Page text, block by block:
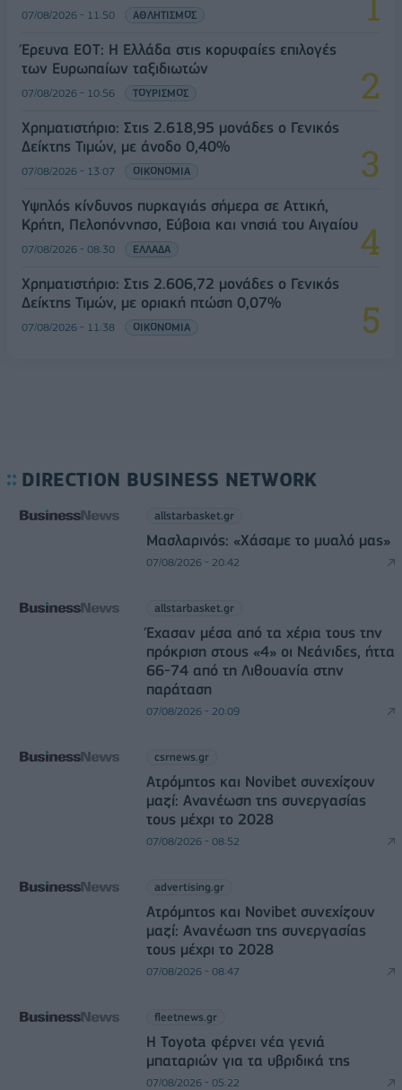
07/08/2026 - 11:50 ΑΘΛΗΤΙΣΜΟΣ
Έρευνα ΕΟΤ: Η Ελλάδα στις κορυφαίες επιλογές
των Ευρωπαίων ταξιδιωτών
07/08/2026 - 10:56 ΤΟΥΡΙΣΜΟΣ
Χρηματιστήριο: Στις 2.618,95 μονάδες ο Γενικός
Δείκτης Τιμών, με άνοδο 0,40%
07/08/2026 - 13:07 ΟΙΚΟΝΟΜΙΑ
Υψηλός κίνδυνος πυρκαγιάς σήμερα σε Αττική,
Κρήτη, Πελοπόννησο, Εύβοια και νησιά του Αιγαίου
07/08/2026 - 08:30 ΕΛΛΑΔΑ
Χρηματιστήριο: Στις 2.606,72 μονάδες ο Γενικός
Δείκτης Τιμών, με οριακή πτώση 0,07%
07/08/2026 - 11:38 ΟΙΚΟΝΟΜΙΑ
DIRECTION BUSINESS NETWORK
allstarbasket.gr
Μασλαρινός: «Χάσαμε το μυαλό μας»
07/08/2026 - 20:42
allstarbasket.gr
Έχασαν μέσα από τα χέρια τους την
πρόκριση στους «4» οι Νεάνιδες, ήττα
66-74 από τη Λιθουανία στην
παράταση
07/08/2026 - 20:09
csrnews.gr
Ατρόμητος και Novibet συνεχίζουν
μαζί: Ανανέωση της συνεργασίας
τους μέχρι το 2028
07/08/2026 - 08:52
advertising.gr
Ατρόμητος και Novibet συνεχίζουν
μαζί: Ανανέωση της συνεργασίας
τους μέχρι το 2028
07/08/2026 - 08:47
fleetnews.gr
Η Toyota φέρνει νέα γενιά
μπαταριών για τα υβριδικά της
07/08/2026 - 05:22